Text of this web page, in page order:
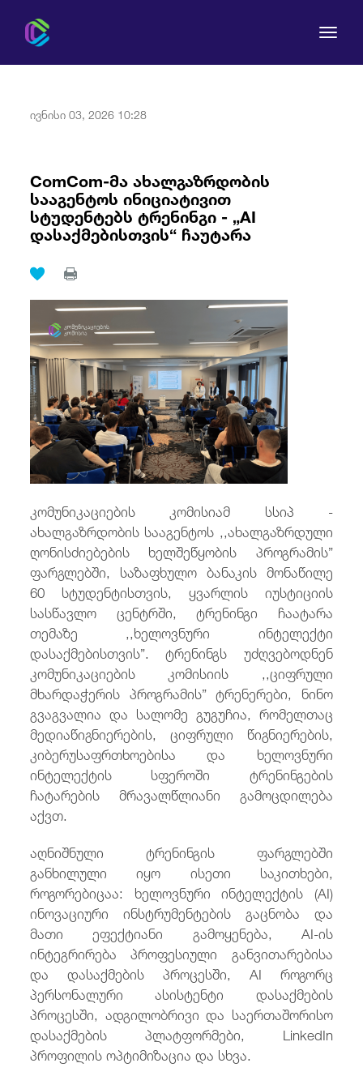
მომხმარებლის უფლებები
რეგულირება
Eng / ქარ fb in you
ივნისი 03, 2026 10:28
ComCom-მა ახალგაზრდობის
სააგენტოს ინიციატივით
სტუდენტებს ტრენინგი - „AI
დასაქმებისთვის“ ჩაუტარა
კომუნიკაციების კომისიამ სსიპ -
ახალგაზრდობის სააგენტოს ,,ახალგაზრდული
ღონისძიებების ხელშეწყობის პროგრამის”
ფარგლებში, საზაფხულო ბანაკის მონაწილე
60 სტუდენტისთვის, ყვარლის იუსტიციის
სასწავლო ცენტრში, ტრენინგი ჩაატარა
თემაზე ,,ხელოვნური ინტელექტი
დასაქმებისთვის”. ტრენინგს უძღვებოდნენ
კომუნიკაციების კომისიის ,,ციფრული
მხარდაჭერის პროგრამის” ტრენერები, ნინო
გვაგვალია და სალომე გუგუჩია, რომელთაც
მედიაწიგნიერების, ციფრული წიგნიერების,
კიბერუსაფრთხოებისა და ხელოვნური
ინტელექტის სფეროში ტრენინგების
ჩატარების მრავალწლიანი გამოცდილება
აქვთ.
აღნიშნული ტრენინგის ფარგლებში
განხილული იყო ისეთი საკითხები,
როგორებიცაა: ხელოვნური ინტელექტის (AI)
ინოვაციური ინსტრუმენტების გაცნობა და
მათი ეფექტიანი გამოყენება, AI-ის
ინტეგრირება პროფესიული განვითარებისა
და დასაქმების პროცესში, AI როგორც
პერსონალური ასისტენტი დასაქმების
პროცესში, ადგილობრივი და საერთაშორისო
დასაქმების პლატფორმები, LinkedIn
პროფილის ოპტიმიზაცია და სხვა.